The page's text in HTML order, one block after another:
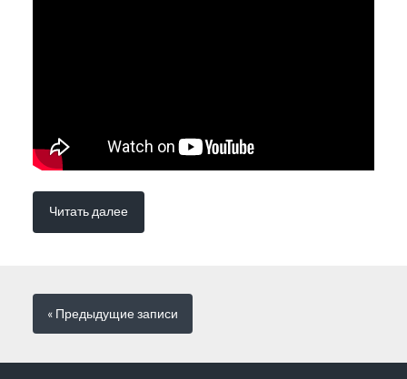
Читать далее
« Предыдущиезаписи